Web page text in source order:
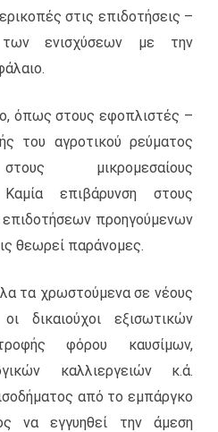
στις επιδοτήσεις –
των ενισχύσεων με την
όπως στους εφοπλιστές –
του αγροτικού ρεύματος
μικρομεσαίους
Καμία επιβάρυνση στους
προηγούμενων
θεωρεί παράνομες.
τα χρωστούμενα σε νέους
δικαιούχοι εξισωτικών
φόρου καυσίμων,
καλλιεργειών κ.ά.
από το εμπάργκο
να εγγυηθεί την άμεση